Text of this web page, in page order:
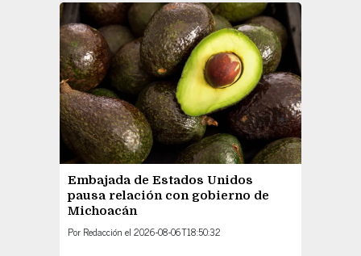
Embajada de Estados Unidos
pausa relación con gobierno de
Michoacán
Por Redacción el 2026-08-06T18:50:32